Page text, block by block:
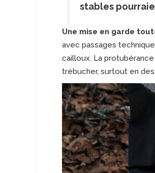
stables
Une mise en garde
avec passages
cailloux. La
trébucher, surtout en